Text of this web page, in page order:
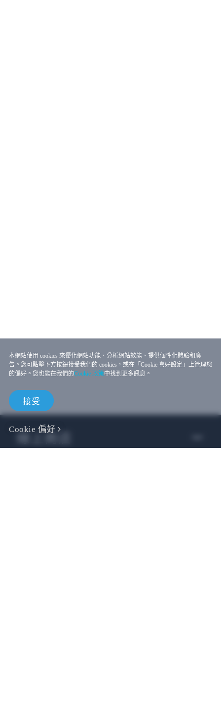
本網站使用 cookies 來優化網站功能、分析網站效能、提供個性化體驗和廣
告。您可點擊下方按鈕接受我們的 cookies，或在「Cookie 喜好設定」上管理您
的偏好。您也能在我們的Cookie 政策中找到更多訊息。
接受
Cookie 偏好